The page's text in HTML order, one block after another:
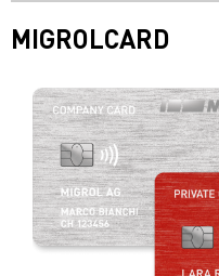
MIGROLCARD